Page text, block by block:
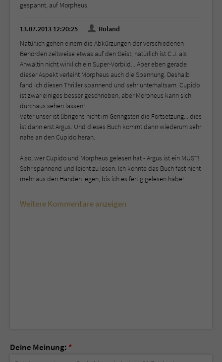
gespannt, auf Morpheus.
13.07.2013 12:20:25
Roland
Natürlich gehen einem die Abkürzungen der verschiedenen
Behörden zeitweise etwas auf den Geist; natürlich ist C.J. als
Anwältin nicht wirklich ein Super-Vorbild... Aber eben gerade
dieser Aspekt verleiht Morpheus auch die Spannung. Deshalb
fand ich diesen Thriller spannend und sehr unterhaltsam. Cupido
ist zwar einiges besser geschrieben, aber Morpheus kann sich
durchaus sehen lassen!
Vater unser ist übrigens nicht im Geringsten die Fortsetzung... dies
ist dann erst Argus. Und dieses Buch kommt dann wiederum sehr
nahe an den Cupido heran.
Also; wer Cupido und Morpheus gelesen hat - Argus ist ein MUST!
Sehr spannend und leicht zu lesen. Ich konnte das Buch fast nicht
mehr aus den Händen legen, bis ich es fertig gelesen habe!
Weitere Kommentare anzeigen
Deine Meinung: *